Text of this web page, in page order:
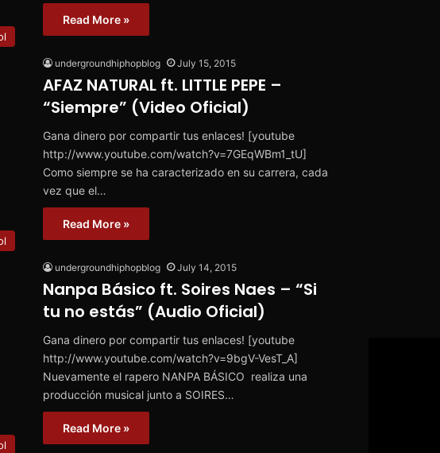
Read More »
undergroundhiphopblog July 15, 2015
AFAZ NATURAL ft. LITTLE PEPE –
“Siempre” (Video Oficial)
Gana dinero por compartir tus enlaces! [youtube
http://www.youtube.com/watch?v=7GEqWBm1_tU]
Como siempre se ha caracterizado en su carrera, cada
vez que el…
Read More »
undergroundhiphopblog July 14, 2015
Nanpa Básico ft. Soires Naes – “Si
tu no estás” (Audio Oficial)
Gana dinero por compartir tus enlaces! [youtube
http://www.youtube.com/watch?v=9bgV-VesT_A]
Nuevamente el rapero NANPA BÁSICO realiza una
producción musical junto a SOIRES…
Read More »